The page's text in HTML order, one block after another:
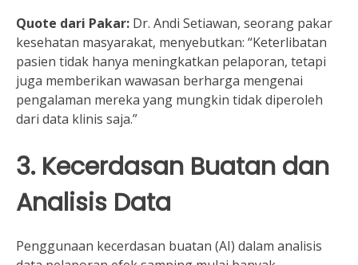
Quote dari Pakar: Dr. Andi Setiawan, seorang pakar
kesehatan masyarakat, menyebutkan: “Keterlibatan
pasien tidak hanya meningkatkan pelaporan, tetapi
juga memberikan wawasan berharga mengenai
pengalaman mereka yang mungkin tidak diperoleh
dari data klinis saja.”
3. Kecerdasan Buatan dan
Analisis Data
Penggunaan kecerdasan buatan (AI) dalam analisis